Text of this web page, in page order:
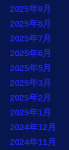
2025年9月
2025年8月
2025年7月
2025年6月
2025年5月
2025年3月
2025年2月
2025年1月
2024年12月
2024年11月